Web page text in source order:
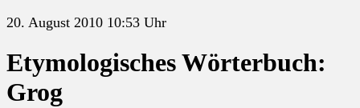
20. August 2010 10:53 Uhr
Etymologisches Wörterbuch:
Grog